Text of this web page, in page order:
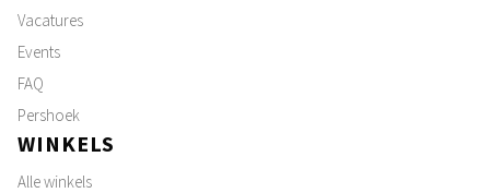
Vacatures
Events
FAQ
Pershoek
WINKELS
Alle winkels